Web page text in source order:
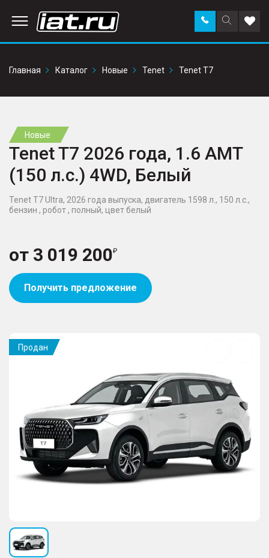
Поиск
по
Заказать
звонок в
Главная
Каталог Новые Tenet Tenet T7
Новые
Tenet T7 2026 года, 1.6 AMT
(150 л.с.) 4WD, Белый
Tenet T7 Ultra, 2026 года выпуска, двигатель 1598 л., 150 л.с.,
бензин , робот , полный, цвет белый
от 3 019 200
Получить предложение
Продан
избранное